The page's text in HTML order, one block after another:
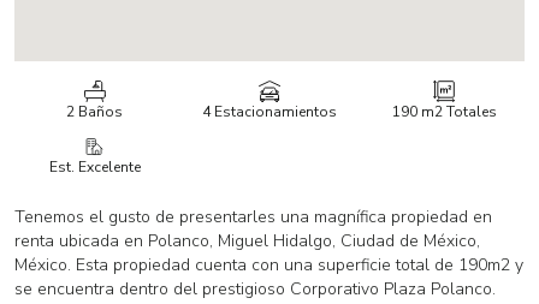
2 Baños 4 Estacionamientos 190 m2Totales
Est. Excelente
Tenemos el gusto de presentarles una magnífica propiedad en
renta ubicada en Polanco, Miguel Hidalgo, Ciudad de México,
México. Esta propiedad cuenta con una superficie total de 190m2 y
se encuentra dentro del prestigioso Corporativo Plaza Polanco.